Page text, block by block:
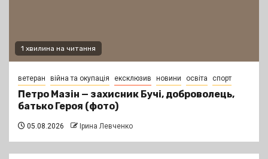
1 хвилина на читання
ветеран війна та окупація ексклюзив новини освіта спорт
Петро Мазін — захисник Бучі, доброволець,
батько Героя (фото)
05.08.2026 Ірина Левченко